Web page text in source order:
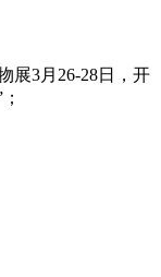
展3月26-28日，开